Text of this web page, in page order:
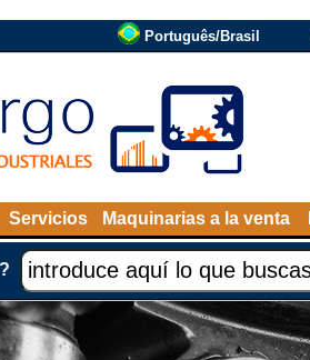
Português/Brasil
Servicios Maquinarias a la venta